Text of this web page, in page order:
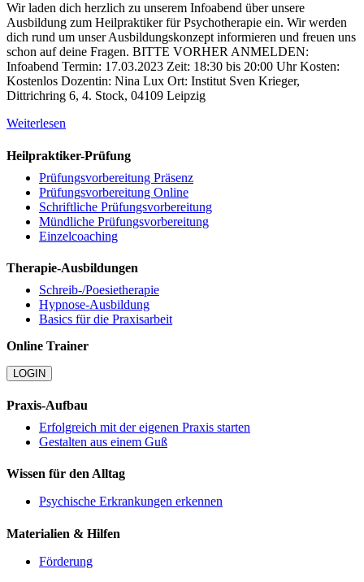
Wir laden dich herzlich zu unserem Infoabend über unsere
Ausbildung zum Heilpraktiker für Psychotherapie ein. Wir werden
dich rund um unser Ausbildungskonzept informieren und freuen uns
schon auf deine Fragen. BITTE VORHER ANMELDEN:
Infoabend Termin: 17.03.2023 Zeit: 18:30 bis 20:00 Uhr Kosten:
Kostenlos Dozentin: Nina Lux Ort: Institut Sven Krieger,
Dittrichring 6, 4. Stock, 04109 Leipzig
Weiterlesen
Heilpraktiker-Prüfung
Prüfungsvorbereitung Präsenz
Prüfungsvorbereitung Online
Schriftliche Prüfungsvorbereitung
Mündliche Prüfungsvorbereitung
Einzelcoaching
Therapie-Ausbildungen
Schreib-/Poesietherapie
Hypnose-Ausbildung
Basics für die Praxisarbeit
Online Trainer
LOGIN
Praxis-Aufbau
Erfolgreich mit der eigenen Praxis starten
Gestalten aus einem Guß
Wissen für den Alltag
Psychische Erkrankungen erkennen
Materialien & Hilfen
Förderung